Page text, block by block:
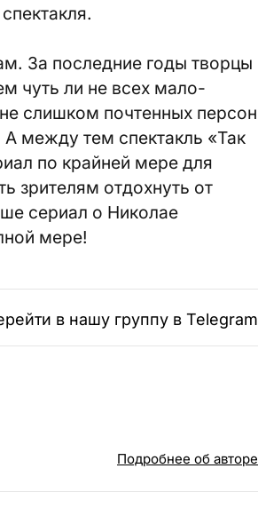
За последние годы творцы
чуть ли не всех мало-
слишком почтенных персон
между тем спектакль «Так
по крайней мере для
зрителям отдохнуть от
сериал о Николае
мере!
в нашу группу в Telegram
Подробнее об авторе